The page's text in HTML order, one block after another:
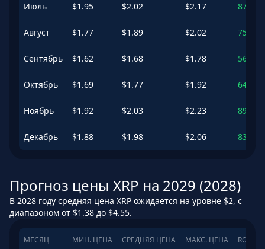
Июль $1.95 $2.02 $2.17 87.34
Август $1.77 $1.89 $2.02 75.43
Сентябрь $1.62 $1.68 $1.78 56.56
Октябрь $1.69 $1.77 $1.92 64.98
Ноябрь $1.92 $2.03 $2.23 89.02
Декабрь $1.88 $1.98 $2.06 83.7
Прогноз цены XRP на 2029 (2028)
В 2028 году средняя цена XRP ожидается на уровне $2, с
диапазоном от $1.38 до $4.55.
МЕСЯЦ МИН. ЦЕНА СРЕДНЯЯ ЦЕНА МАКС. ЦЕНА ROI